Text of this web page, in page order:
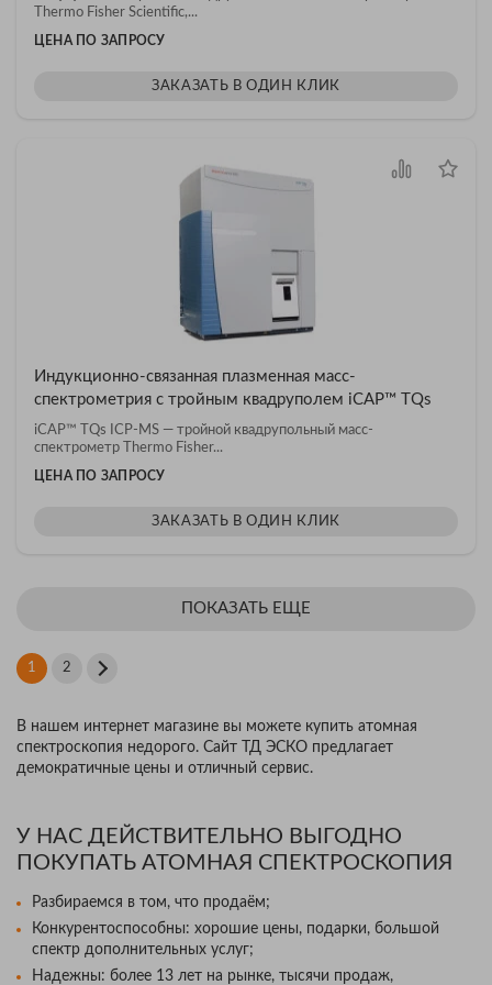
Thermo Fisher Scientific,...
ЦЕНА ПО ЗАПРОСУ
ЗАКАЗАТЬ В ОДИН КЛИК
Индукционно-связанная плазменная масс-
спектрометрия с тройным квадруполем iCAP™ TQs
iCAP™ TQs ICP-MS — тройной квадрупольный масс-
спектрометр Thermo Fisher...
ЦЕНА ПО ЗАПРОСУ
ЗАКАЗАТЬ В ОДИН КЛИК
ПОКАЗАТЬ ЕЩЕ
1 2
В нашем интернет магазине вы можете купить атомная
спектроскопия недорого. Сайт ТД ЭСКО предлагает
демократичные цены и отличный сервис.
У НАС ДЕЙСТВИТЕЛЬНО ВЫГОДНО
ПОКУПАТЬ АТОМНАЯ СПЕКТРОСКОПИЯ
Разбираемся в том, что продаём;
Конкурентоспособны: хорошие цены, подарки, большой
спектр дополнительных услуг;
Надежны: более 13 лет на рынке, тысячи продаж,